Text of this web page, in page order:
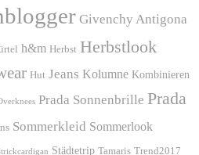
Givenchy Antigona
h&m Herbst Herbstlook
Hut Jeans Kolumne Kombinieren
Prada Sonnenbrille Prada
Sommerkleid Sommerlook
Städtetrip Tamaris Trend2017